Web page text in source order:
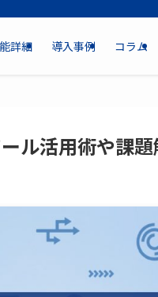
詳細 導入事例 コラム
ル活用術や課